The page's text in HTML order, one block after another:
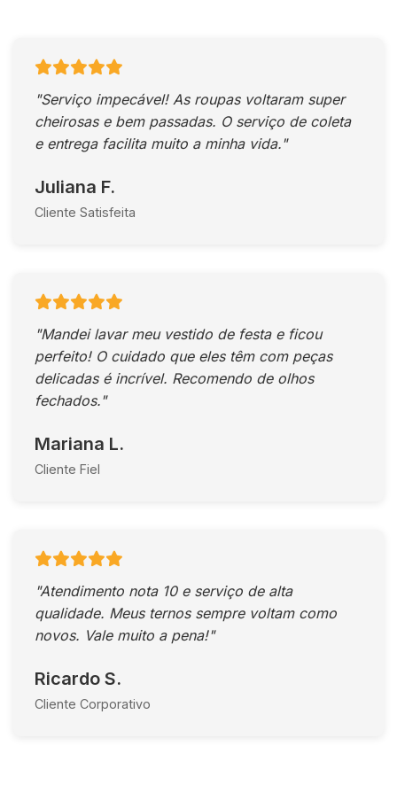
"Serviço impecável! As roupas voltaram super
cheirosas e bem passadas. O serviço de coleta
e entrega facilita muito a minha vida."
Juliana F.
Cliente Satisfeita
"Mandei lavar meu vestido de festa e ficou
perfeito! O cuidado que eles têm com peças
delicadas é incrível. Recomendo de olhos
fechados."
Mariana L.
Cliente Fiel
"Atendimento nota 10 e serviço de alta
qualidade. Meus ternos sempre voltam como
novos. Vale muito a pena!"
Ricardo S.
Cliente Corporativo